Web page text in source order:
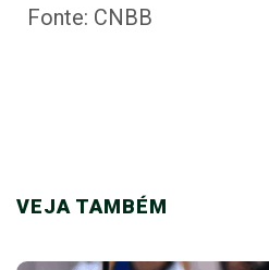
Fonte: CNBB
VEJA TAMBÉM